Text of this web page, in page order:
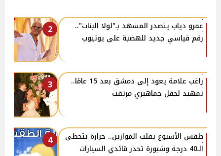
2
عمرو دياب يتصدر المشهد بـ"لولا البنات"..
رقم قياسي جديد للهضبة على يوتيوب
3
راغب علامة يعود إلى دمشق بعد 15 عامًا..
تمهيد لحفل جماهيري مرتقب
4
طقس الأسبوع يقلب الموازين.. حرارة تتخطى
الـ40 درجة وشبورة تحذر قائدي السيارات